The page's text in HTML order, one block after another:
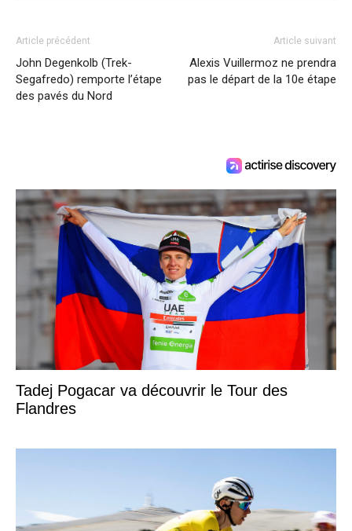
Article précédent
John Degenkolb (Trek-
Segafredo) remporte l’étape
des pavés du Nord
Article suivant
Alexis Vuillermoz ne prendra
pas le départ de la 10e étape
Tadej Pogacar va découvrir le Tour des
Flandres